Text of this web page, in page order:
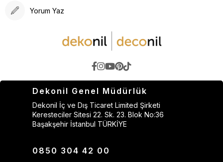
Yorum Yaz
Dekonil Genel Müdürlük
Dekonil İç ve Dış Ticaret Limited Şirketi
Keresteciler Sitesi 22. Sk. 23. Blok No:36
Başakşehir İstanbul TÜRKİYE
0850 304 42 00